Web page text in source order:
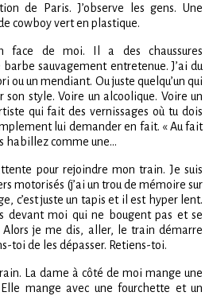
12
–
de Paris. J’observe les gens. Une
cowboy vert en plastique.
face de moi. Il a des chaussures
sauvagement entretenue. J’ai du
ou un mendiant. Ou juste quelqu’un qui
style. Voire un alcoolique. Voire un
qui fait des vernissages où tu dois
lui demander en fait. « Au fait
habillez comme une…
pour rejoindre mon train. Je suis
motorisés (j’ai un trou de mémoire sur
c’est juste un tapis et il est hyper lent.
devant moi qui ne bougent pas et se
je me dis, aller, le train démarre
toi de les dépasser. Retiens-toi.
La dame à côté de moi mange une
mange avec une fourchette et un